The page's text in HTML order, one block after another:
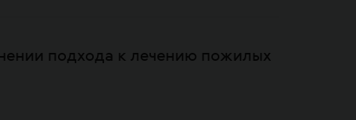
подхода к лечению пожилых